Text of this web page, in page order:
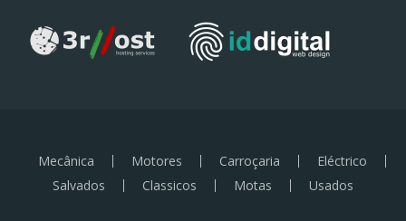
Mecânica Motores Carroçaria
Eléctrico
Salvados
Classicos Motas Usados